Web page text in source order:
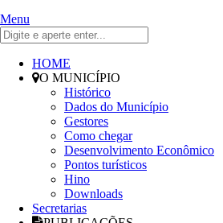
Menu
HOME
O MUNICÍPIO
Histórico
Dados do Município
Gestores
Como chegar
Desenvolvimento Econômico
Pontos turísticos
Hino
Downloads
Secretarias